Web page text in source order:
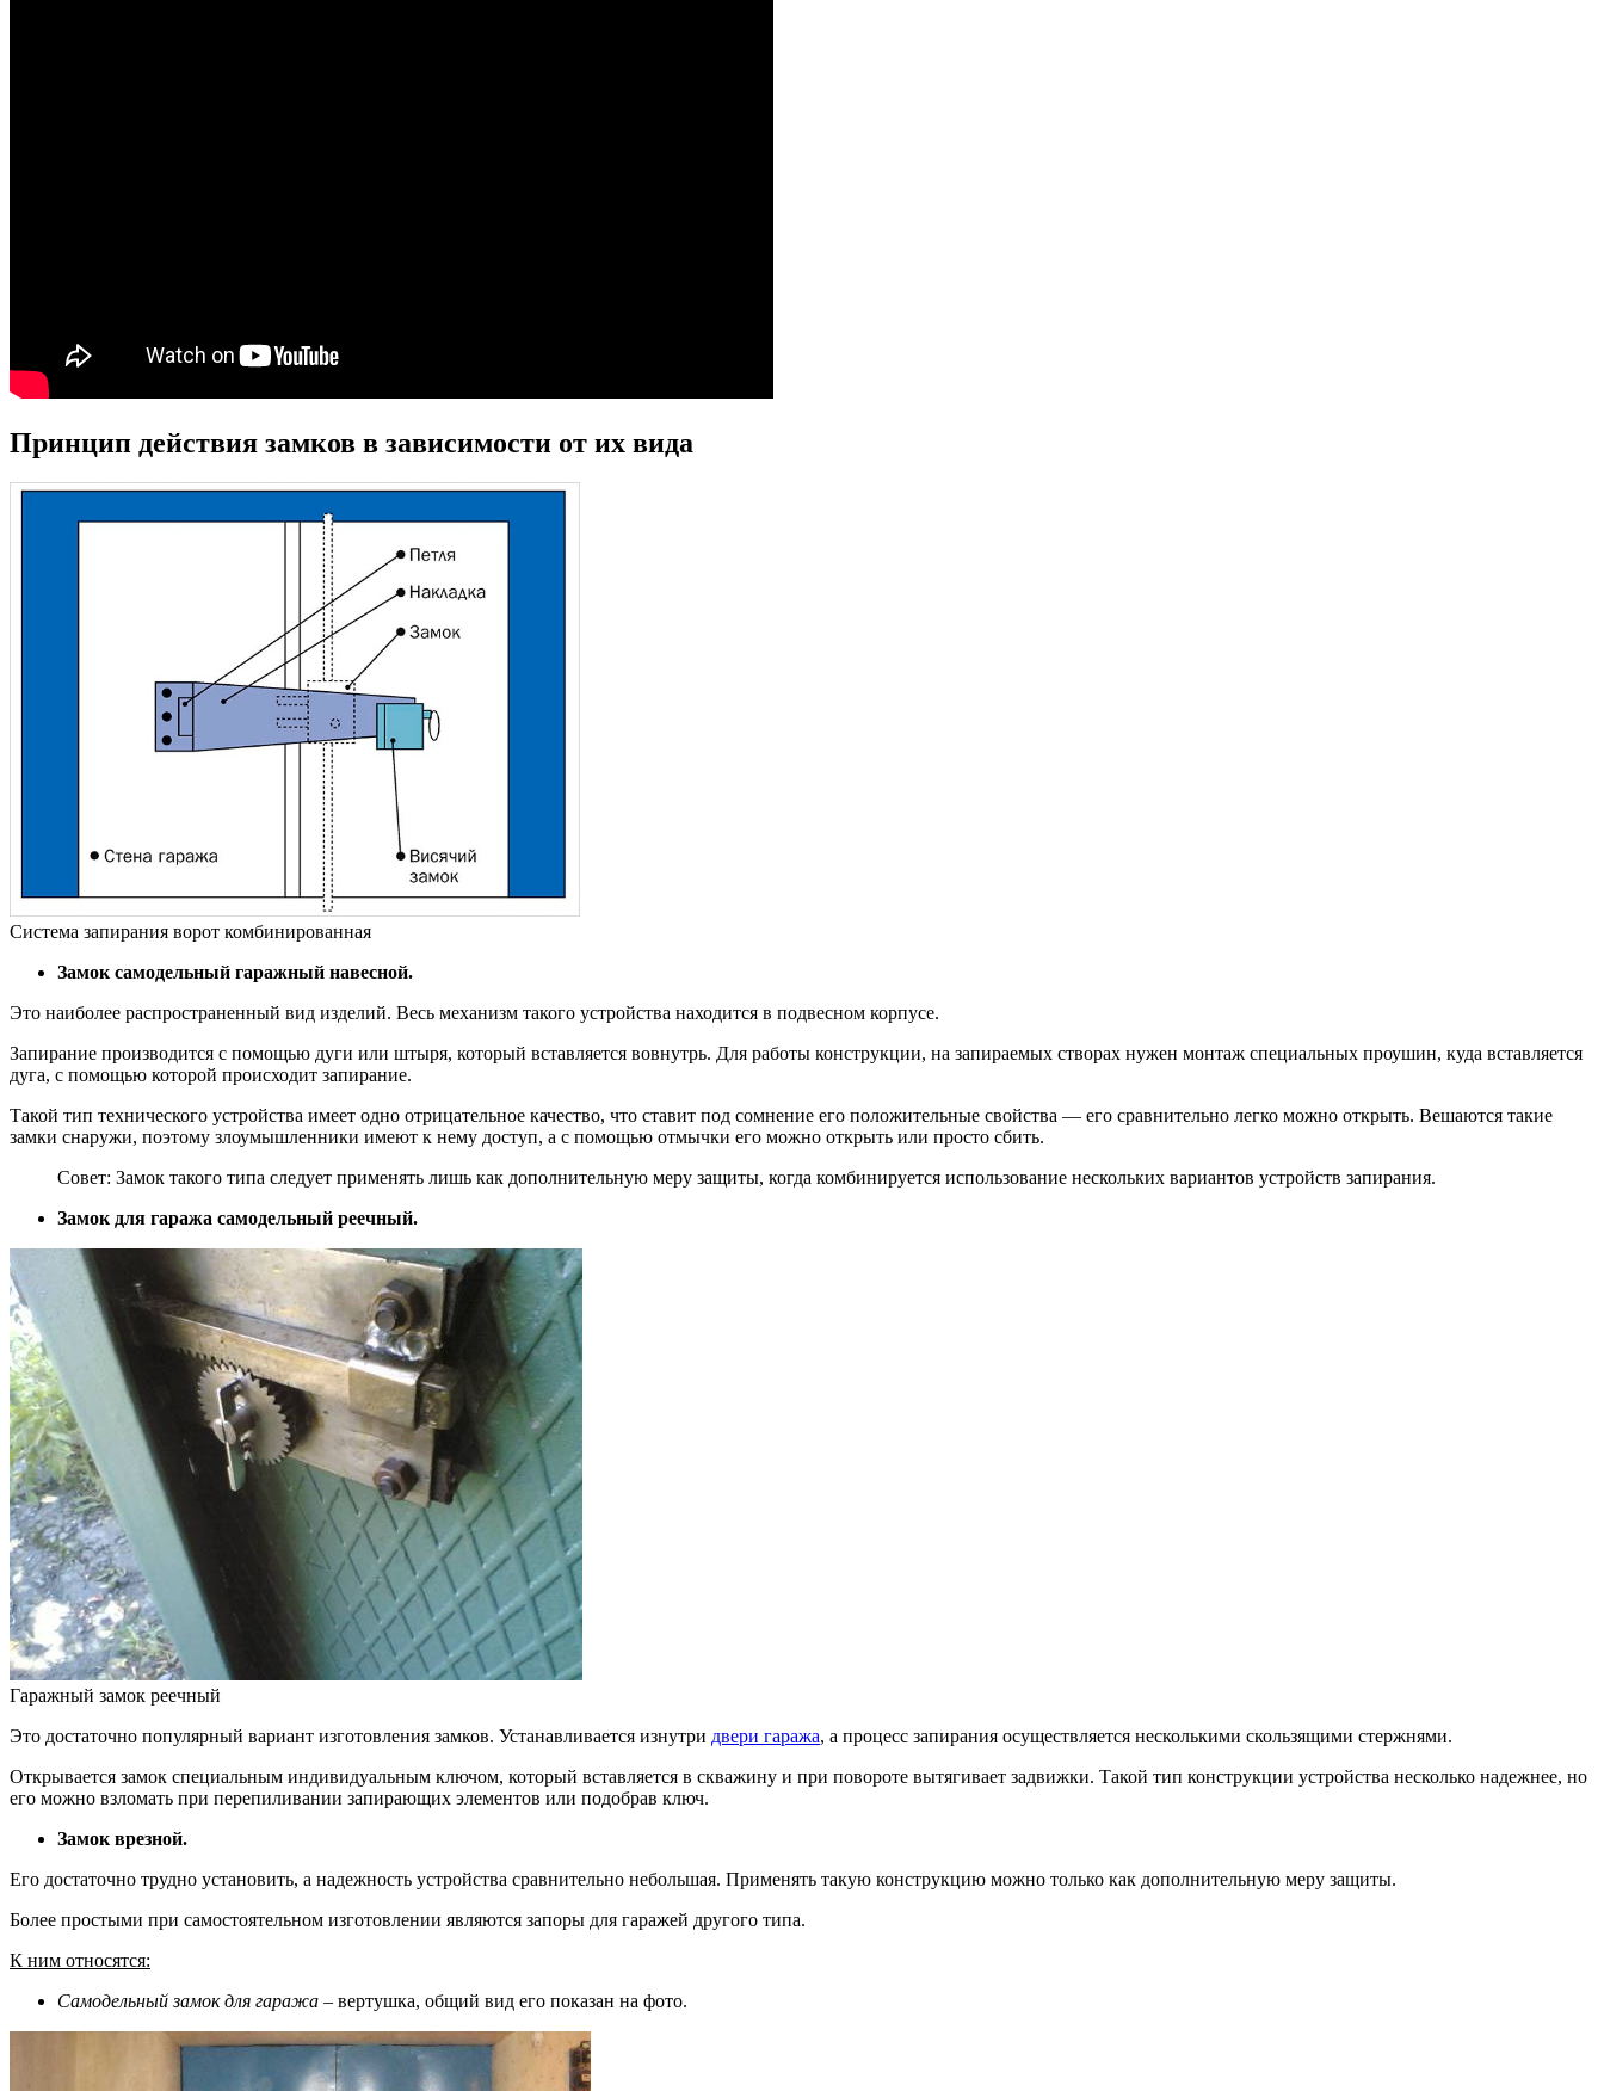
Принцип действия замков в зависимости от их вида
Система запирания ворот комбинированная
Замок самодельный гаражный навесной.
Это наиболее распространенный вид изделий. Весь механизм такого устройства находится в подвесном корпусе.
Запирание производится с помощью дуги или штыря, который вставляется вовнутрь. Для работы конструкции, на запираемых створах нужен монтаж специальных проушин, куда вставляется
дуга, с помощью которой происходит запирание.
Такой тип технического устройства имеет одно отрицательное качество, что ставит под сомнение его положительные свойства — его сравнительно легко можно открыть. Вешаются такие
замки снаружи, поэтому злоумышленники имеют к нему доступ, а с помощью отмычки его можно открыть или просто сбить.
Совет: Замок такого типа следует применять лишь как дополнительную меру защиты, когда комбинируется использование нескольких вариантов устройств запирания.
Замок для гаража самодельный реечный.
Гаражный замок реечный
Это достаточно популярный вариант изготовления замков. Устанавливается изнутри двери гаража, а процесс запирания осуществляется несколькими скользящими стержнями.
Открывается замок специальным индивидуальным ключом, который вставляется в скважину и при повороте вытягивает задвижки. Такой тип конструкции устройства несколько надежнее, но
его можно взломать при перепиливании запирающих элементов или подобрав ключ.
Замок врезной.
Его достаточно трудно установить, а надежность устройства сравнительно небольшая. Применять такую конструкцию можно только как дополнительную меру защиты.
Более простыми при самостоятельном изготовлении являются запоры для гаражей другого типа.
К ним относятся:
Самодельный замок для гаража – вертушка, общий вид его показан на фото.